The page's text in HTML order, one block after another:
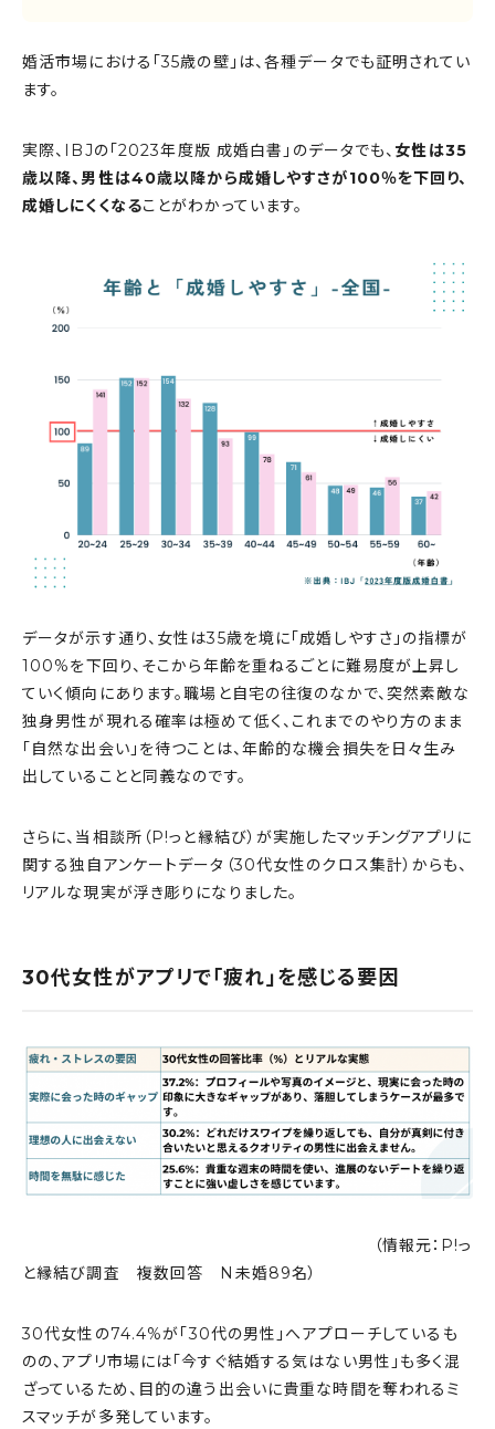
婚活市場における「35歳の壁」は、各種データでも証明されてい
ます。
実際、IBJの「2023年度版 成婚白書」のデータでも、 女性は35
歳以降、男性は40歳以降から成婚しやすさが100％を下回り、
成婚しにくくなることがわかっています。
データが示す通り、女性は35歳を境に「成婚しやすさ」の指標が
100%を下回り、そこから年齢を重ねるごとに難易度が上昇し
ていく傾向にあります。職場と自宅の往復のなかで、突然素敵な
独身男性が現れる確率は極めて低く、これまでのやり方のまま
「自然な出会い」を待つことは、年齢的な機会損失を日々生み
出していることと同義なのです。
さらに、当相談所（P!っと縁結び）が実施したマッチングアプリに
関する独自アンケートデータ（30代女性のクロス集計）からも、
リアルな現実が浮き彫りになりました。
30代女性がアプリで「疲れ」を感じる要因
（情報元：P!っ
と縁結び調査 複数回答 N未婚89名）
30代女性の74.4%が「30代の男性」へアプローチしているも
のの、アプリ市場には「今すぐ結婚する気はない男性」も多く混
ざっているため、目的の違う出会いに貴重な時間を奪われるミ
スマッチが多発しています。